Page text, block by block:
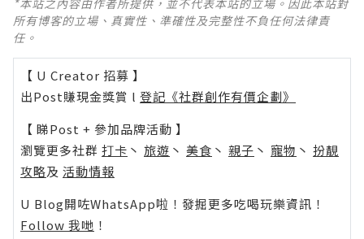
*本站之內容由作者所提供，並不代表本站的立場。因此本站對
所有博客的立場、真實性、準確性及完整性不負任何法律責
任。
【 U Creator 招募 】
出Post賺現金獎賞 l 登記《社群創作有價企劃》
【 睇Post + 參加品牌活動 】
瀏覽更多社群 打卡 丶 旅遊 丶 美食 丶 親子 丶 寵物 丶 扮靚
攻略及 活動情報
U Blog開咗WhatsApp啦！發掘更多吃喝玩樂資訊！
Follow 我哋 ！